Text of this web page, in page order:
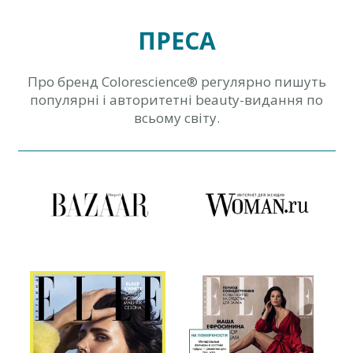
ПРЕСА
Про бренд Colorescience® регулярно пишуть
популярні і авторитетні beauty-видання по
всьому світу.